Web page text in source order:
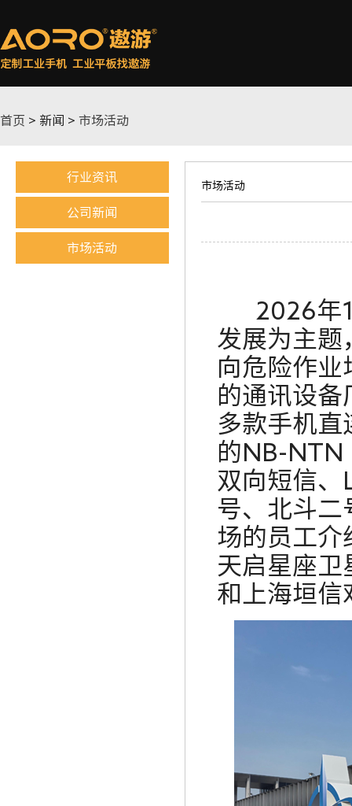
首页 > 新闻 > 市场活动
行业资讯
公司新闻
市场活动
市场活动
2026年
发展为主题
向危险作业
的通讯设备
多款手机直
的NB-NTN
双向短信、
号、北斗二
场的员工介
天启星座卫
和上海垣信